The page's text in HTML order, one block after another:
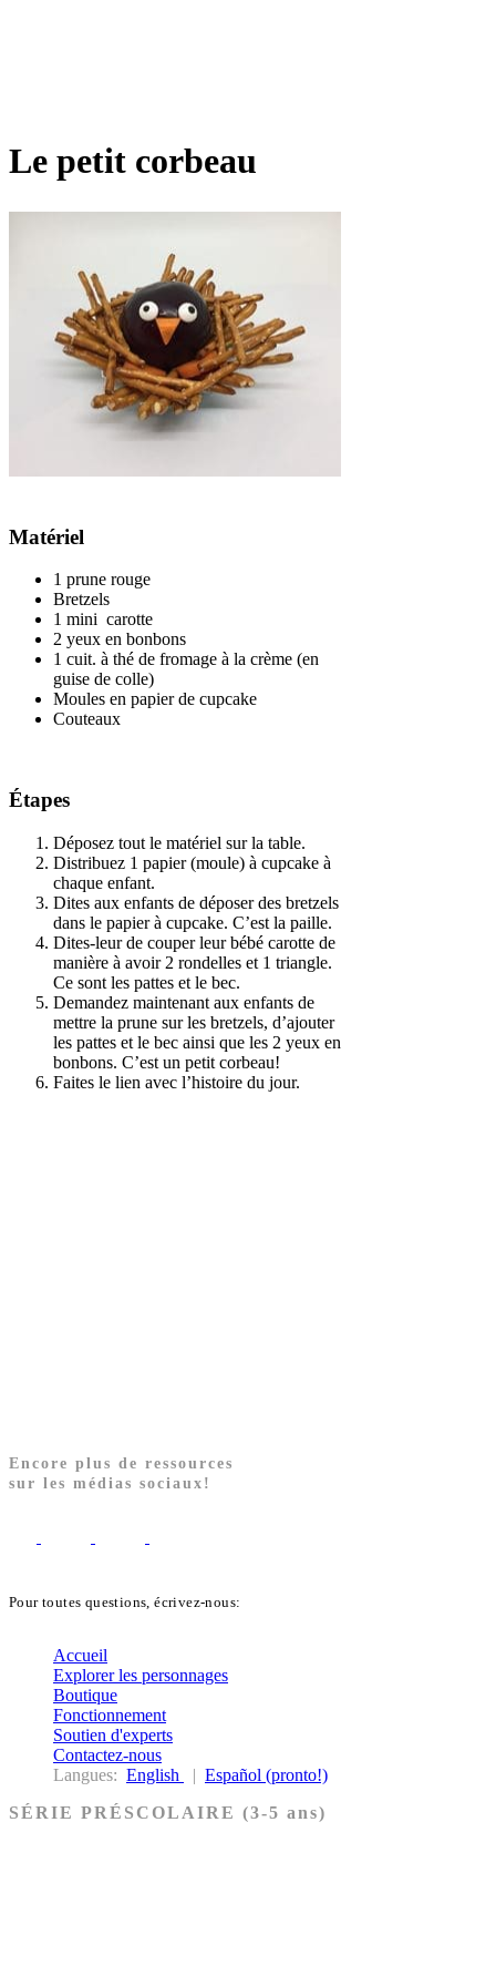
Le petit corbeau
Matériel
1 prune rouge
Bretzels
1 mini carotte
2 yeux en bonbons
1 cuit. à thé de fromage à la crème (en
guise de colle)
Moules en papier de cupcake
Couteaux
Étapes
Déposez tout le matériel sur la table.
Distribuez 1 papier (moule) à cupcake à
chaque enfant.
Dites aux enfants de déposer des bretzels
dans le papier à cupcake. C’est la paille.
Dites-leur de couper leur bébé carotte de
manière à avoir 2 rondelles et 1 triangle.
Ce sont les pattes et le bec.
Demandez maintenant aux enfants de
mettre la prune sur les bretzels, d’ajouter
les pattes et le bec ainsi que les 2 yeux en
bonbons. C’est un petit corbeau!
Faites le lien avec l’histoire du jour.
Encore plus de ressources
sur les médias sociaux!
Pour toutes questions, écrivez-nous:
Accueil
Explorer les personnages
Boutique
Fonctionnement
Soutien d'experts
Contactez-nous
Langues: English | Español (pronto!)
SÉRIE PRÉSCOLAIRE (3-5 ans)